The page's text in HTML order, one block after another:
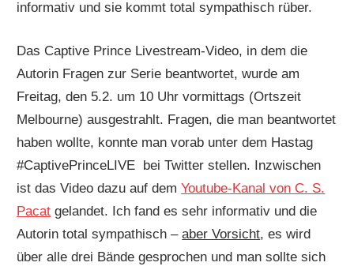
informativ und sie kommt total sympathisch rüber.
Das Captive Prince Livestream-Video, in dem die
Autorin Fragen zur Serie beantwortet, wurde am
Freitag, den 5.2. um 10 Uhr vormittags (Ortszeit
Melbourne) ausgestrahlt. Fragen, die man beantwortet
haben wollte, konnte man vorab unter dem Hastag
#CaptivePrinceLIVE bei Twitter stellen. Inzwischen
ist das Video dazu auf demYoutube-Kanal von C. S.
Pacat gelandet. Ich fand es sehr informativ und die
Autorin total sympathisch –aber Vorsicht, es wird
über alle drei Bände gesprochen und man sollte sich